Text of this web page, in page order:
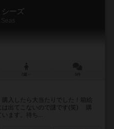
シーズ
入したら大当たりでした！箱絵
は出てこないので謎です(笑) 購
ます。待ち...